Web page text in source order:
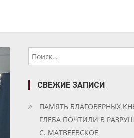
СВЕЖИЕ ЗАПИСИ
ПАМЯТЬ БЛАГОВЕРНЫХ
ГЛЕБА ПОЧТИЛИ В
С. МАТВЕЕВСКОЕ